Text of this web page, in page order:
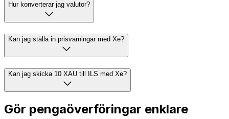
Hur konverterar jag valutor?
Kan jag ställa in prisvarningar med Xe?
Kan jag skicka 10 XAU till ILS med Xe?
Gör pengaöverföringar enklare